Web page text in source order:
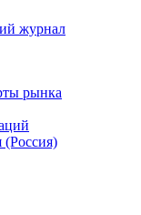
журнал
рынка